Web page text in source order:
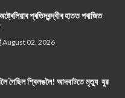
প্ৰতিদ্বন্দ্বীৰ হাতত পৰাজিত
August 02, 2026
গৈছিল শ্বিলঙলৈ! আদবাটতে মৃত্যু যুৱ